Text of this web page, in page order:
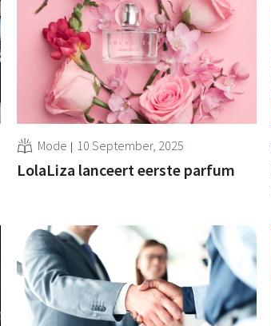
Mode 10 September, 2025
LolaLiza lanceert eerste parfum